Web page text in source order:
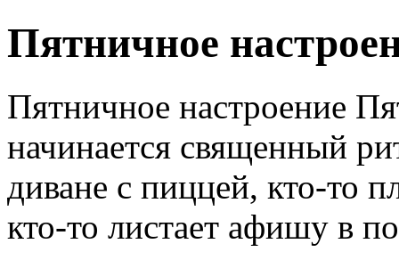
Пятничное
Пятничное настроение
начинается священный
диване с пиццей, кто-то
кто-то листает афишу в